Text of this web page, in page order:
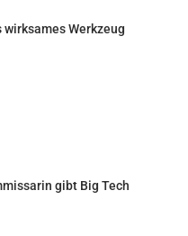
Werkzeug
gibt Big Tech